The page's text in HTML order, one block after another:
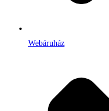
Webáruház